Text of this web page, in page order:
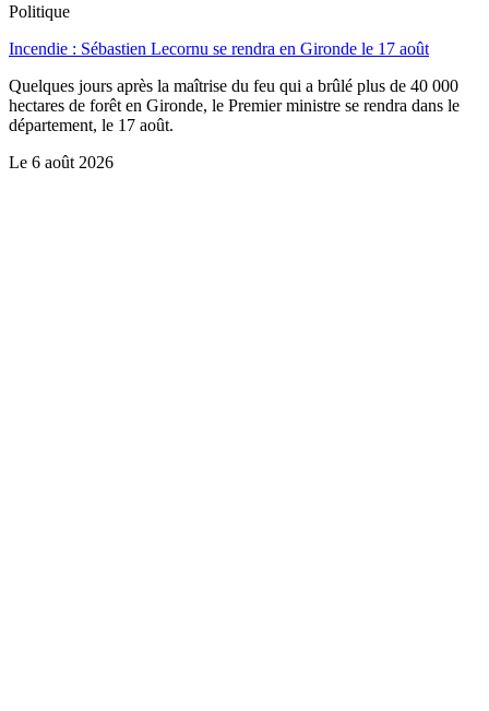
Politique
Incendie : Sébastien Lecornu se rendra en Gironde le 17 août
Quelques jours après la maîtrise du feu qui a brûlé plus de 40 000
hectares de forêt en Gironde, le Premier ministre se rendra dans le
département, le 17 août.
Le 6 août 2026